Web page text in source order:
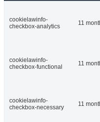
cookielawinfo-
checkbox-analytics
11
cookielawinfo-
checkbox-functional
11
cookielawinfo-
checkbox-necessary
11